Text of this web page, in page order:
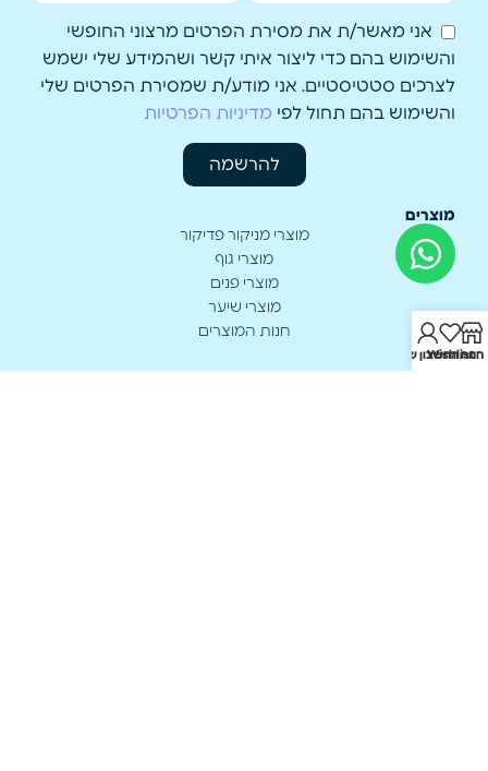
אני מאשר/ת את מסירת הפרטים מרצוני החופשי
והשימוש בהם כדי ליצור איתי קשר ושהמידע שלי ישמש
לצרכים סטטיסטיים. אני מודע/ת שמסירת הפרטים שלי
והשימוש בהם תחול לפי מדיניות הפרטיות
להרשמה
מוצרים
מוצרי מניקור פדיקור
מוצרי גוף
מוצרי פנים
מוצרי שיער
חנות המוצרים
חנותWishlist
החשבון שלי